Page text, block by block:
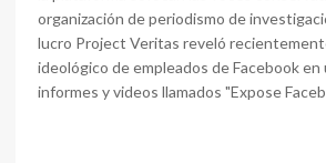
organización de periodismo de
lucro Project Veritas reveló
ideológico de empleados de Facebook en
informes y videos llamados "Expose